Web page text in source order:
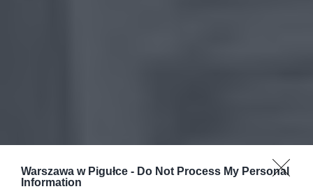
Warszawa w Pigułce - Do Not Process My Personal
Information